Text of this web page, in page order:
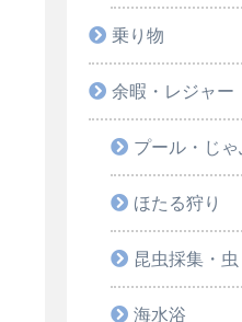
乗り物
余暇・レジャー
プール・じ
ほたる狩り
昆虫採集・虫
海水浴